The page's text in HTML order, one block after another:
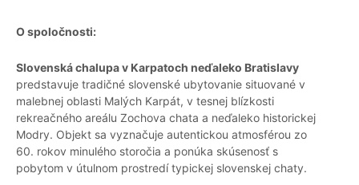
O spoločnosti:
Slovenská chalupa v Karpatoch neďaleko Bratislavy
predstavuje tradičné slovenské ubytovanie situované v
malebnej oblasti Malých Karpát, v tesnej blízkosti
rekreačného areálu Zochova chata a neďaleko historickej
Modry. Objekt sa vyznačuje autentickou atmosférou zo
60. rokov minulého storočia a ponúka skúsenosť s
pobytom v útulnom prostredí typickej slovenskej chaty.